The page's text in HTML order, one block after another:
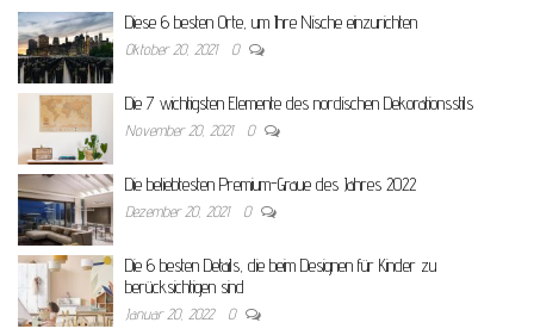
Diese 6 besten Orte, um Ihre Nische einzurichten
Oktober 20, 2021 0
Die 7 wichtigsten Elemente des nordischen Dekorationsstils
November 20, 2021 0
Die beliebtesten Premium-Graue des Jahres 2022
Dezember 20, 2021 0
Die 6 besten Details, die beim Designen für Kinder zu
berücksichtigen sind
Januar 20, 2022 0